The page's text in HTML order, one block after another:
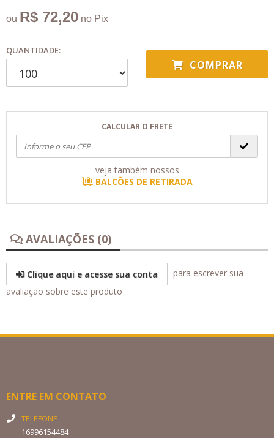
ou R$ 72,20 no Pix
QUANTIDADE:
COMPRAR
CALCULAR O FRETE
veja também nossos
BALCÕES DE RETIRADA
AVALIAÇÕES (0)
Clique aqui e acesse sua conta
para escrever sua
avaliação sobre este produto
ENTRE EM CONTATO
TELEFONE
16996154484